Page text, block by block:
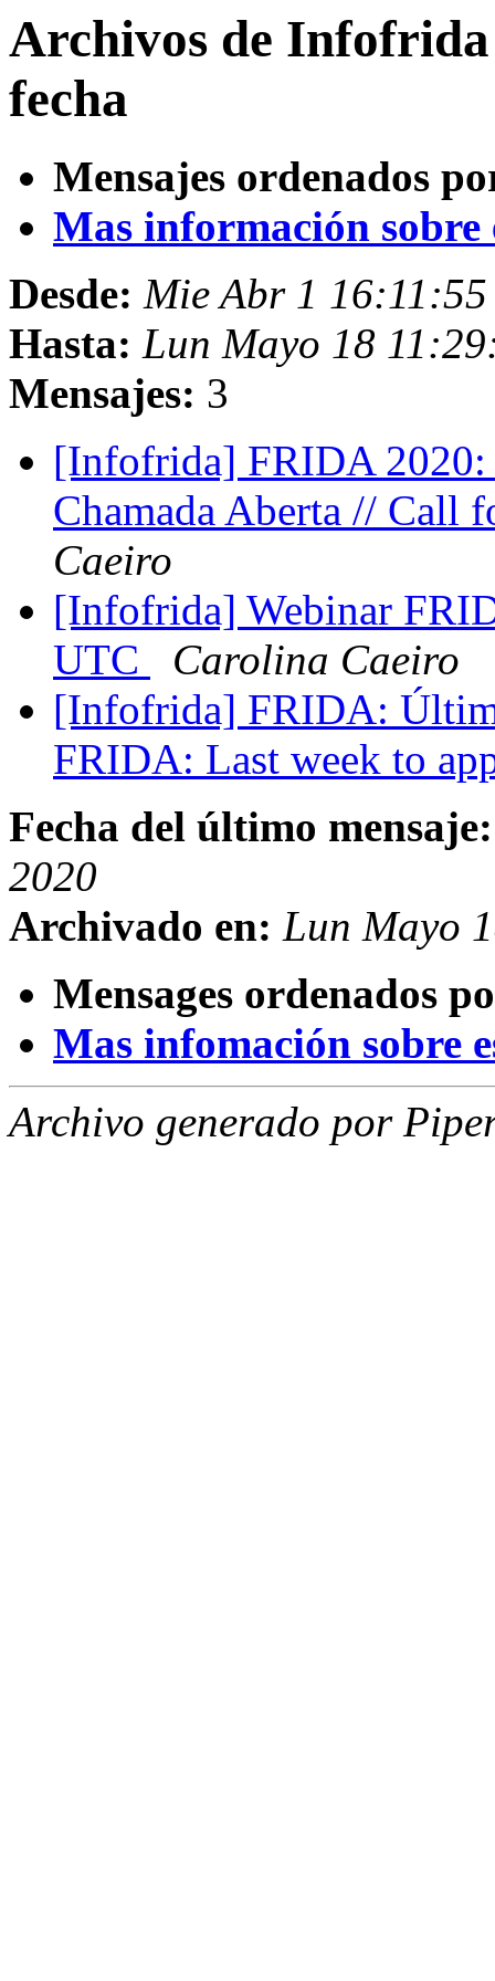
Archivos de
fecha
Mensajes ordenados
Mas información sobre
Desde: Mie Abr 1
Hasta: Lun Mayo 18
Mensajes: 3
[Infofrida] FRIDA 2020:
Chamada Aberta // Call
Caeiro
[Infofrida] Webinar
UTC
Carolina Caeiro
[Infofrida] FRIDA:
FRIDA: Last week to
Fecha del último mensaje:
2020
Archivado en: Lun Mayo
Mensages ordenados
Mas infomación sobre
Archivo generado por